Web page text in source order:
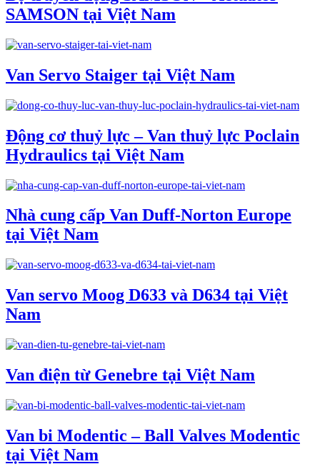
SAMSON tại Việt Nam
Van Servo Staiger tại Việt Nam
Động cơ thuỷ lực – Van thuỷ lực Poclain
Hydraulics tại Việt Nam
Nhà cung cấp Van Duff-Norton Europe
tại Việt Nam
Van servo Moog D633 và D634 tại Việt
Nam
Van điện từ Genebre tại Việt Nam
Van bi Modentic – Ball Valves Modentic
tại Việt Nam